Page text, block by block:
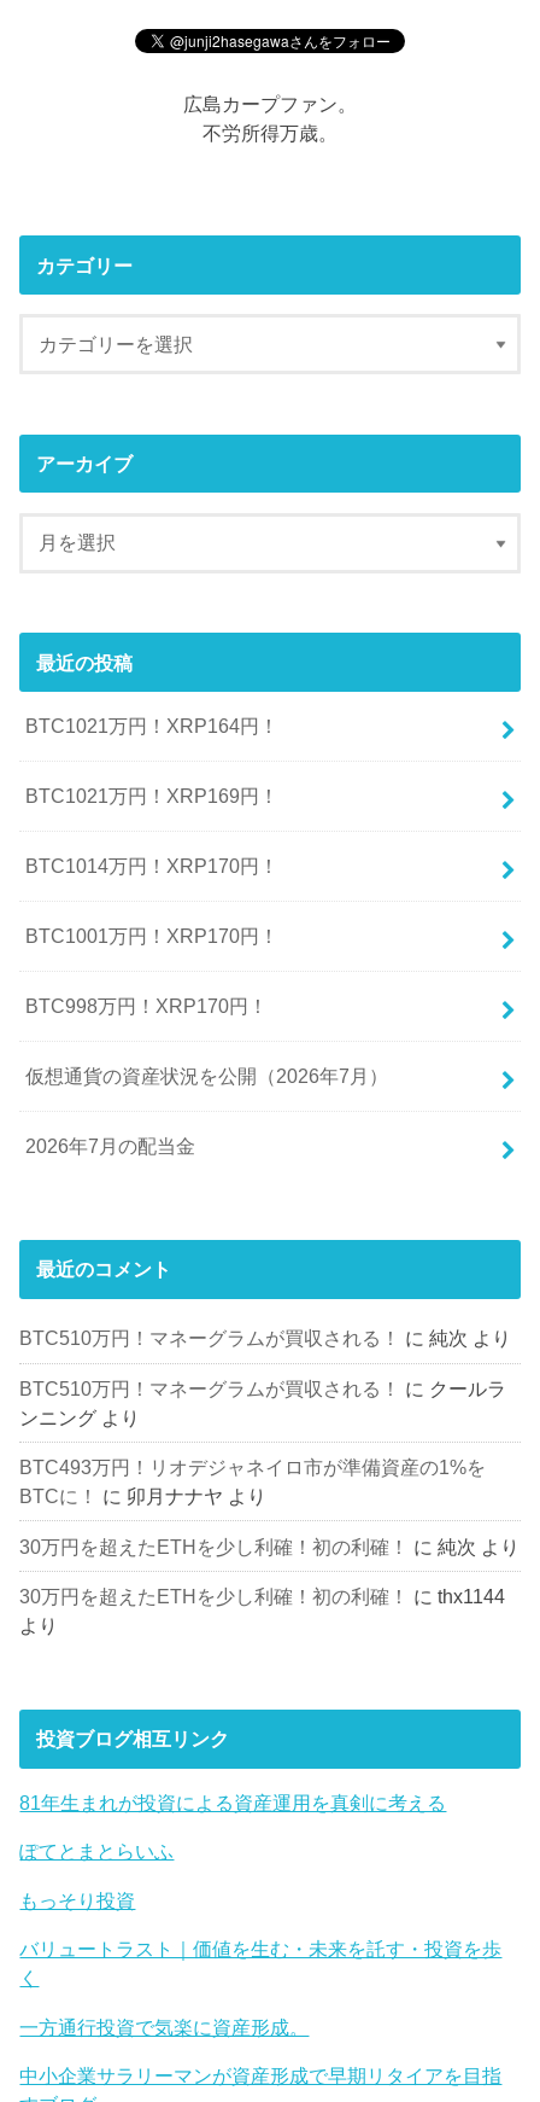
広島カープファン。
不労所得万歳。
カテゴリー
アーカイブ
最近の投稿
BTC1021万円！XRP164円！
BTC1021万円！XRP169円！
BTC1014万円！XRP170円！
BTC1001万円！XRP170円！
BTC998万円！XRP170円！
仮想通貨の資産状況を公開（2026年7月）
2026年7月の配当金
最近のコメント
BTC510万円！マネーグラムが買収される！ に純次 より
BTC510万円！マネーグラムが買収される！ に クールラ
ンニング より
BTC493万円！リオデジャネイロ市が準備資産の1%を
BTCに！
に 卯月ナナヤ より
30万円を超えたETHを少し利確！初の利確！ に純次 より
30万円を超えたETHを少し利確！初の利確！ にthx1144
より
投資ブログ相互リンク
81年生まれが投資による資産運用を真剣に考える
ぽてとまとらいふ
もっそり投資
バリュートラスト｜価値を生む・未来を託す・投資を歩
く
一方通行投資で気楽に資産形成。
中小企業サラリーマンが資産形成で早期リタイアを目指